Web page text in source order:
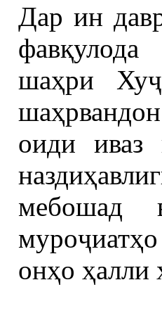
Дар ин
шаҳри
оиди иваз
мебошад
онҳо ҳалли